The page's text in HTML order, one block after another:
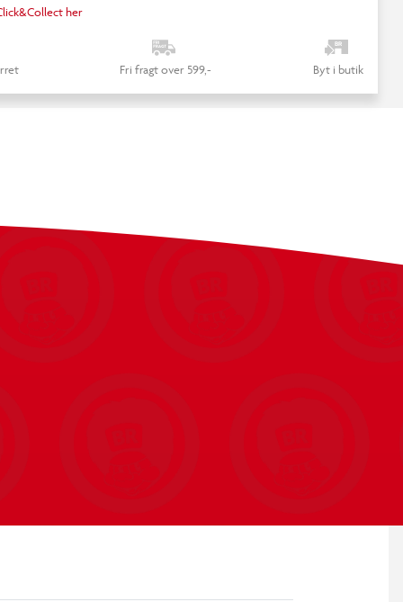
her
Fri fragt over 599,- Byt i butik